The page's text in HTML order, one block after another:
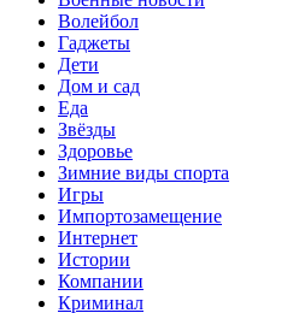
Волейбол
Гаджеты
Дети
Дом и сад
Еда
Звёзды
Здоровье
Зимние виды спорта
Игры
Импортозамещение
Интернет
Истории
Компании
Криминал